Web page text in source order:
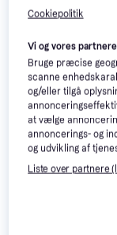
Recaro Lexa
fodstøtte, Foldes med
Justerbart håndtag,
Kaleche, der kan
Grøn, Sort, Gul
831 kr.
Eller 3 betalinger af
7 butikker
Cookiepolitik
Vi og vores
Bruge præcise
scanne
og/eller tilgå
at vælge
annoncerings- og
og udvikling af
Liste over partnere